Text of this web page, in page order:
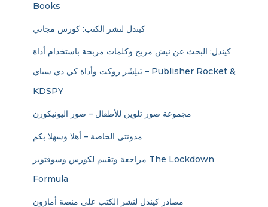
Books
كيندل لنشر الكتب: كورس مجاني
كيندل: البحث عن نيش مربح وكلمات مربحة باستخدام أداة
بَبلِشَر روكت وأداة كي دي سباي – Publisher Rocket &
KDSPY
مجموعة صور تلوين للأطفال – صور اليونيكورن
مدونتي الخاصة – أهلا وسهلا بكم
مراجعة وتقييم لكورس وسوفتوير The Lockdown
Formula
مصادر كيندل لنشر الكتب على منصة أمازون